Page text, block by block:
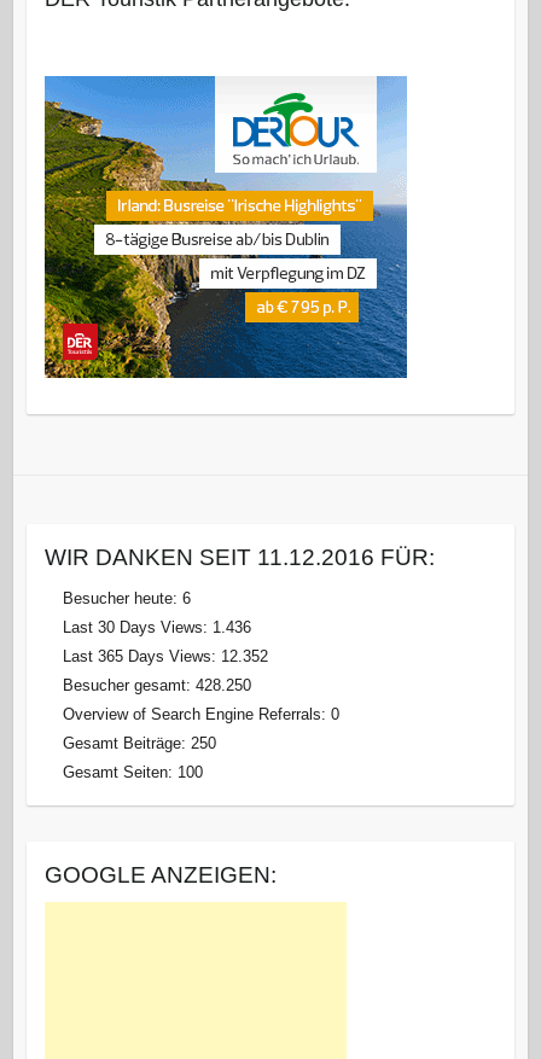
WIR DANKEN SEIT 11.12.2016 FÜR:
Besucher heute: 6
Last 30 Days Views: 1.436
Last 365 Days Views: 12.352
Besucher gesamt: 428.250
Overview of Search Engine Referrals: 0
Gesamt Beiträge: 250
Gesamt Seiten: 100
GOOGLE ANZEIGEN: